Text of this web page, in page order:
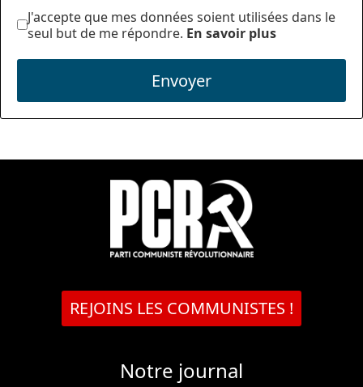
J'accepte que mes données soient utilisées dans le
seul but de me répondre. En savoir plus
Envoyer
REJOINS LES COMMUNISTES !
Notre journal